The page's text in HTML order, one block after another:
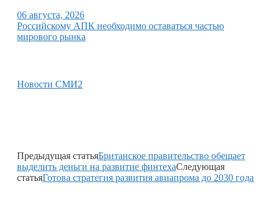
06 августа, 2026
Российскому АПК необходимо оставаться частью
мирового рынка
Новости СМИ2
Предыдущая статьяБританское правительство обещает
выделить деньги на развитие финтехаСледующая
статьяГотова стратегия развития авиапрома до 2030 года